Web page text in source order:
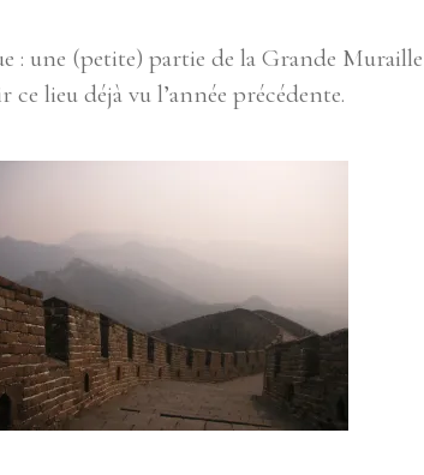
: une (petite) partie de la Grande Muraille
lieu déjà vu l’année précédente.